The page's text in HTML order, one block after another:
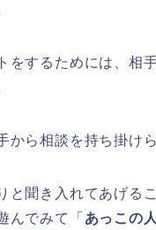
をするためには、相
から相談を持ち掛け
と聞き入れてあげる
んでみて「 あっこの